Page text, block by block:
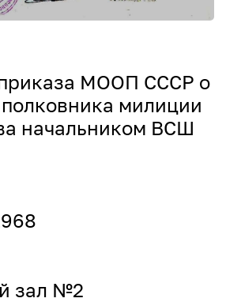
МООП СССР о
милиции
начальником ВСШ
зал №2